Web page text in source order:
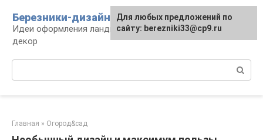
контенту
Березники-дизайн
Идеи оформления ландшафта, сооружения и
декор
Главная » Огород&сад
Для любых предложений по
сайту: berezniki33@cp9.ru